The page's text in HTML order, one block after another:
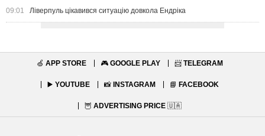
09:01 Ліверпуль цікавився ситуацію довкола Ендріка
🍏 APP STORE 🎮 GOOGLE PLAY 📨 TELEGRAM
▶️ YOUTUBE 📸 INSTAGRAM 📘 FACEBOOK
🦉 ADVERTISING PRICE 🇺🇦